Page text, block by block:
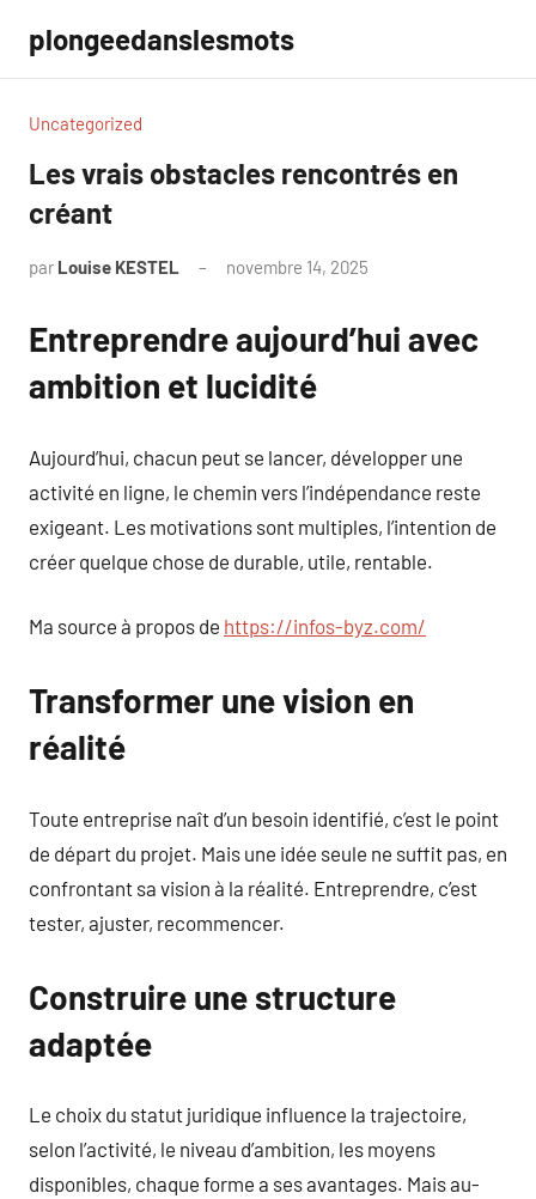
contenu
plongeedanslesmots
Uncategorized
Les vrais obstacles rencontrés en
créant
par Louise KESTEL novembre 14, 2025
Entreprendre aujourd’hui avec
ambition et lucidité
Aujourd’hui, chacun peut se lancer, développer une
activité en ligne, le chemin vers l’indépendance reste
exigeant. Les motivations sont multiples, l’intention de
créer quelque chose de durable, utile, rentable.
Ma source à propos de https://infos-byz.com/
Transformer une vision en
réalité
Toute entreprise naît d’un besoin identifié, c’est le point
de départ du projet. Mais une idée seule ne suffit pas, en
confrontant sa vision à la réalité. Entreprendre, c’est
tester, ajuster, recommencer.
Construire une structure
adaptée
Le choix du statut juridique influence la trajectoire,
selon l’activité, le niveau d’ambition, les moyens
disponibles, chaque forme a ses avantages. Mais au-